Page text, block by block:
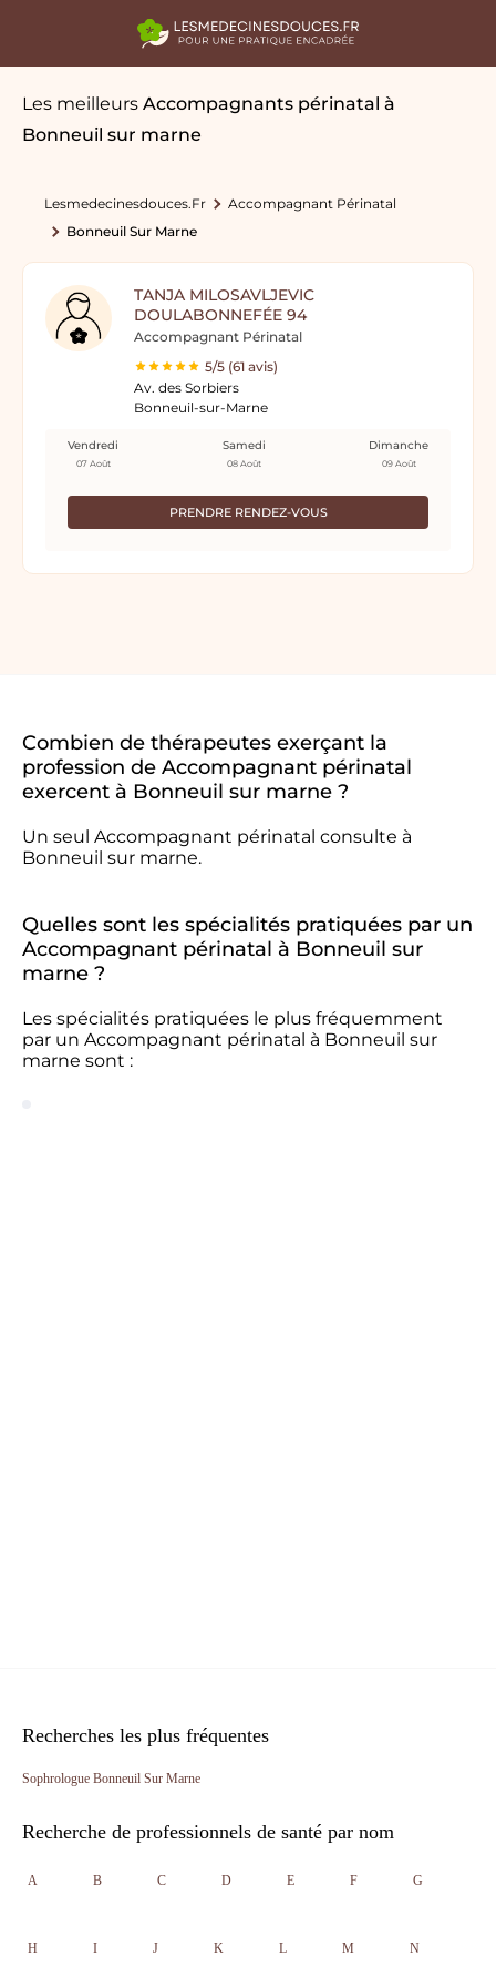
Les meilleurs Accompagnants périnatal à
Bonneuil sur marne
Lesmedecinesdouces.fr
Accompagnant Périnatal
Bonneuil Sur Marne
TANJA MILOSAVLJEVIC
DOULABONNEFÉE 94
Accompagnant Périnatal
5/5 (61 avis)
Av. des Sorbiers
Bonneuil-sur-Marne
PRENDRE RENDEZ-VOUS
Vendredi
07 Août
Samedi
08 Août
Dimanche
09 Août
Combien de thérapeutes exerçant la
profession de Accompagnant périnatal
exercent à Bonneuil sur marne ?
Un seul Accompagnant périnatal consulte à
Bonneuil sur marne.
Quelles sont les spécialités pratiquées par un
Accompagnant périnatal à Bonneuil sur
marne ?
Les spécialités pratiquées le plus fréquemment
par un Accompagnant périnatal à Bonneuil sur
marne sont :
Recherches les plus fréquentes
Sophrologue Bonneuil Sur Marne
Recherche de professionnels de santé par nom
A B C D E F G
H I J K L M N